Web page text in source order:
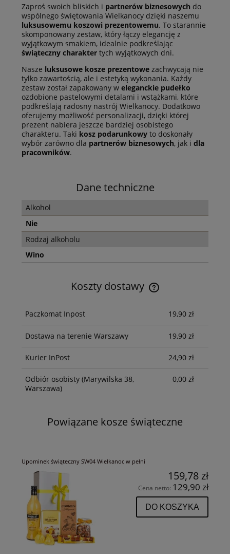
Zaproś swoich bliskich i partnerów biznesowych do
wspólnego świętowania Wielkanocy dzięki naszemu
luksusowemu koszowi prezentowemu. To starannie
skomponowany zestaw, który łączy elegancję z
wyjątkowym smakiem, idealnie podkreślając
świąteczny charakter tych wyjątkowych dni.
Nasze luksusowe kosze prezentowe zachwycają nie
tylko zawartością, ale i estetyką wykonania. Każdy
zestaw został zapakowany w eleganckie pudełko
ozdobione pastelowymi detalami i wstążkami, które
podkreślają radosny nastrój Wielkanocy. Dodatkowo
oferujemy możliwość personalizacji, dzięki której
prezent nabiera jeszcze bardziej osobistego
charakteru. Taki kosz podarunkowy to doskonały
wybór zarówno dla partnerów biznesowych, jak i dla
pracowników.
Dane techniczne
Alkohol
Nie
Rodzaj alkoholu
Wino
Koszty dostawy
Cena nie zawiera ewentualnych kosztów płatności
Paczkomat Inpost 19,90 zł
Dostawa na terenie Warszawy 19,90 zł
Kurier InPost 24,90 zł
Odbiór osobisty (Marywilska 38,
Warszawa)
0,00 zł
Powiązane kosze świąteczne
Upominek świąteczny SW04 Wielkanoc w pełni
159,78 zł
Cena netto: 129,90 zł
DO KOSZYKA